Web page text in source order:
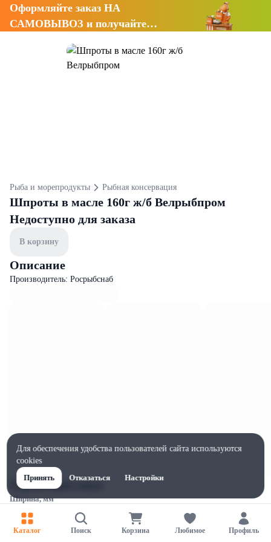
Оформляйте заказ НА
САМОВЫВОЗ и получайте
Рыба и морепродукты Рыбная консервация
Шпроты в масле 160г ж/б Велрыбпром
Недоступно для заказа
В корзину
Описание
Производитель: Росрыбснаб
Характеристики
Ширина, мм
Высота, мм
Каталог Поиск Корзина Любимое Профиль
Для обеспечения удобства пользователей сайта используются
cookies
Принять
Отказаться Настройки